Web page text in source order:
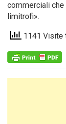
commerciali
limitrofi».
1141 Visite